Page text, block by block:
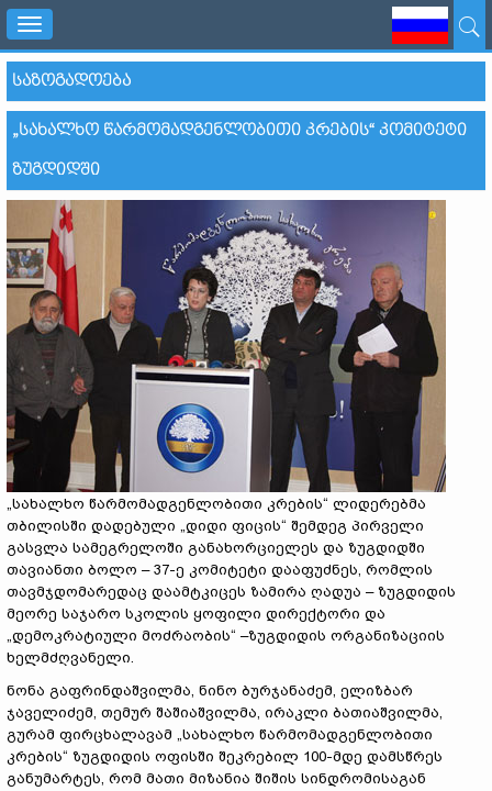
Toggle
navigation
ᲡᲐᲖᲝᲒᲐᲓᲝᲔᲑᲐ
„ᲡᲐᲮᲐᲚᲮᲝ ᲬᲐᲠᲛᲝᲛᲐᲓᲒᲔᲜᲚᲝᲑᲘᲗᲘ ᲙᲠᲔᲑᲘᲡ“ ᲙᲝᲛᲘᲢᲔᲢᲘ
ᲖᲣᲒᲓᲘᲓᲨᲘ
„სახალხო წარმომადგენლობითი კრების“ ლიდერებმა
თბილისში დადებული „დიდი ფიცის“ შემდეგ პირველი
გასვლა სამეგრელოში განახორციელეს და ზუგდიდში
თავიანთი ბოლო – 37-ე კომიტეტი დააფუძნეს, რომლის
თავმჯდომარედაც დაამტკიცეს ზამირა ღადუა – ზუგდიდის
მეორე საჯარო სკოლის ყოფილი დირექტორი და
„დემოკრატიული მოძრაობის“ –ზუგდიდის ორგანიზაციის
ხელმძღვანელი.
ნონა გაფრინდაშვილმა, ნინო ბურჯანაძემ, ელიზბარ
ჯაველიძემ, თემურ შაშიაშვილმა, ირაკლი ბათიაშვილმა,
გურამ ფირცხალავამ „სახალხო წარმომადგენლობითი
კრების“ ზუგდიდის ოფისში შეკრებილ 100-მდე დამსწრეს
განუმარტეს, რომ მათი მიზანია შიშის სინდრომისაგან